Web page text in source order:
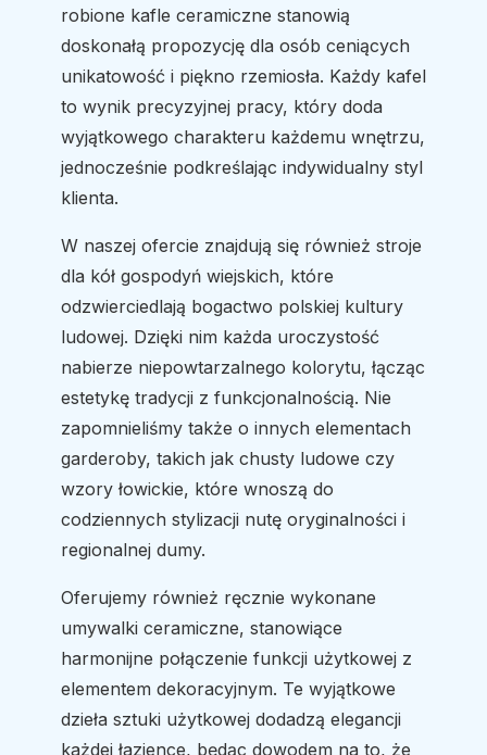
robione kafle ceramiczne stanowią
doskonałą propozycję dla osób ceniących
unikatowość i piękno rzemiosła. Każdy kafel
to wynik precyzyjnej pracy, który doda
wyjątkowego charakteru każdemu wnętrzu,
jednocześnie podkreślając indywidualny styl
klienta.
W naszej ofercie znajdują się również stroje
dla kół gospodyń wiejskich, które
odzwierciedlają bogactwo polskiej kultury
ludowej. Dzięki nim każda uroczystość
nabierze niepowtarzalnego kolorytu, łącząc
estetykę tradycji z funkcjonalnością. Nie
zapomnieliśmy także o innych elementach
garderoby, takich jak chusty ludowe czy
wzory łowickie, które wnoszą do
codziennych stylizacji nutę oryginalności i
regionalnej dumy.
Oferujemy również ręcznie wykonane
umywalki ceramiczne, stanowiące
harmonijne połączenie funkcji użytkowej z
elementem dekoracyjnym. Te wyjątkowe
dzieła sztuki użytkowej dodadzą elegancji
każdej łazience, będąc dowodem na to, że